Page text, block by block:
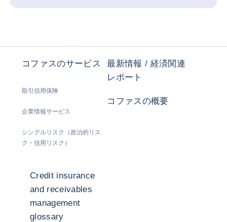
コファスのサービス
取引信用保険
企業情報サービス
シングルリスク（政治的リス
ク・信用リスク）
最新情報 / 経済関連
レポート
コファスの概要
Credit insurance
and receivables
management
glossary